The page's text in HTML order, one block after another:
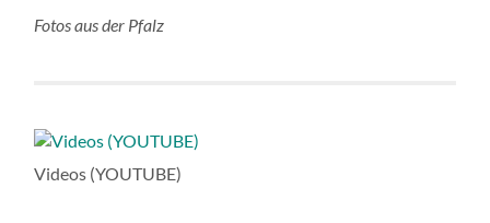
Fotos aus der Pfalz
Videos (YOUTUBE)